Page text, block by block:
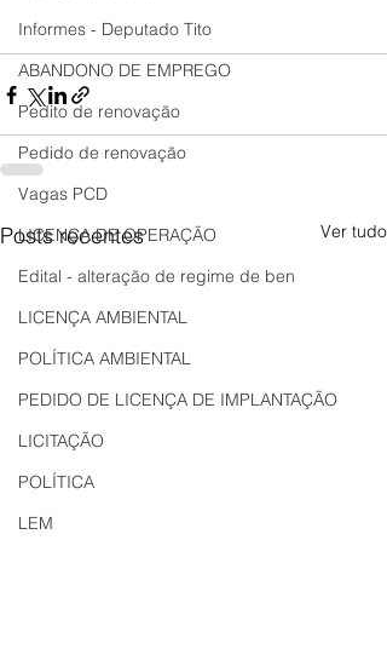
Informes - Deputado Tito
ABANDONO DE EMPREGO
Pedito de renovação
Pedido de renovação
Vagas PCD
LICENÇA DE OPERAÇÃO
Edital - alteração de regime de ben
LICENÇA AMBIENTAL
POLÍTICA AMBIENTAL
PEDIDO DE LICENÇA DE IMPLANTAÇÃO
LICITAÇÃO
POLÍTICA
LEM
Posts recentes Ver tudo